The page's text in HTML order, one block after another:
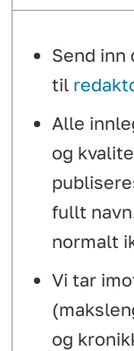
Send inn
til
Alle
og
fullt
normalt
Vi tar
og